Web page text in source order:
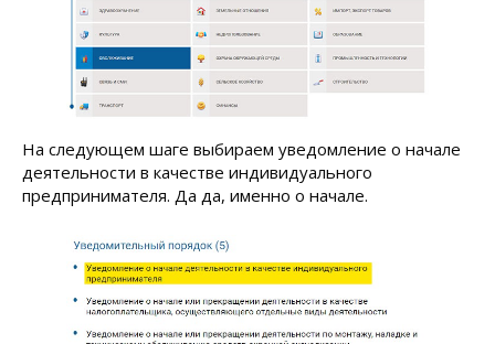
На следующем шаге выбираем уведомление о начале
деятельности в качестве индивидуального
предпринимателя. Да да, именно о начале.